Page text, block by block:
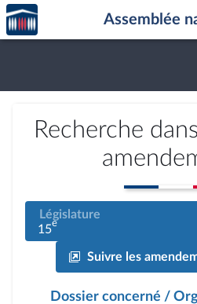
Aller au contenu
Aller en bas de la page
Accèder
à la
page
Assemblée
Recherche
Législature
15e
Suivre les
Dossier concerné /